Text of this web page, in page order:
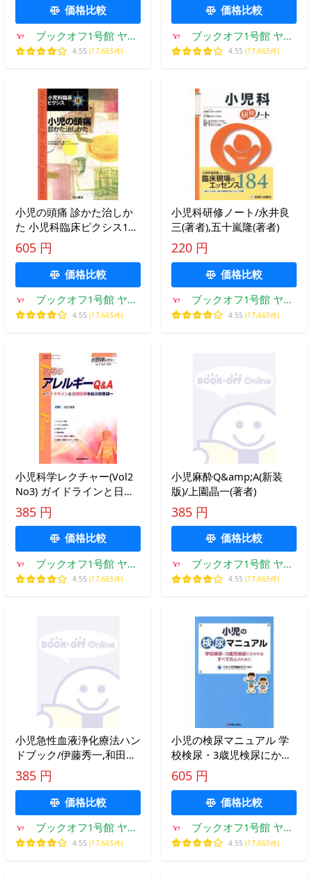
価格比較
ブックオフ1号館 ヤフ
ーショッピング店
4.55 (17,665件)
価格比較
ブックオフ1号館 ヤフ
ーショッピング店
4.55 (17,665件)
小児の頭痛 診かた治しか
た 小児科臨床ピクシス12/
五十嵐隆(著者),椎原弘章
(著者)
605 円
価格比較
ブックオフ1号館 ヤフ
ーショッピング店
4.55 (17,665件)
小児科研修ノート/永井良
三(著者),五十嵐隆(著者)
220 円
価格比較
ブックオフ1号館 ヤフ
ーショッピング店
4.55 (17,665件)
小児科学レクチャー(Vol2
No3) ガイドラインと日常
診療を結ぶ知恵袋-小児の
アレルギーQ&amp;A/成田
雅美(編者)
385 円
価格比較
ブックオフ1号館 ヤフ
ーショッピング店
4.55 (17,665件)
小児麻酔Q&amp;A(新装
版)/上園晶一(著者)
385 円
価格比較
ブックオフ1号館 ヤフ
ーショッピング店
4.55 (17,665件)
小児急性血液浄化療法ハン
ドブック/伊藤秀一,和田尚
弘
385 円
価格比較
ブックオフ1号館 ヤフ
ーショッピング店
4.55 (17,665件)
小児の検尿マニュアル 学
校検尿・3歳児検尿にかか
わるすべての人のために/
日本小児腎臓病学会(編者)
605 円
価格比較
ブックオフ1号館 ヤフ
ーショッピング店
4.55 (17,665件)